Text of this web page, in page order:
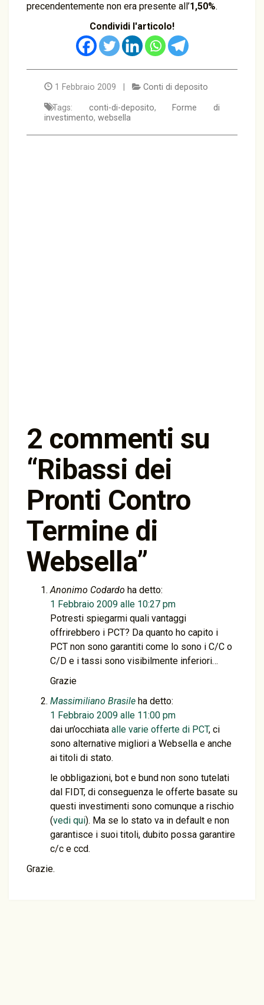
precendentemente non era presente all’1,50%.
Condividi l'articolo!
1 Febbraio 2009 | Conti di deposito
Tags: conti-di-deposito, Forme di
investimento, websella
2 commenti su
“Ribassi dei
Pronti Contro
Termine di
Websella”
Anonimo Codardo ha detto:
1 Febbraio 2009 alle 10:27 pm
Potresti spiegarmi quali vantaggi
offrirebbero i PCT? Da quanto ho capito i
PCT non sono garantiti come lo sono i C/C o
C/D e i tassi sono visibilmente inferiori…
Grazie
Massimiliano Brasile ha detto:
1 Febbraio 2009 alle 11:00 pm
dai un’occhiata alle varie offerte di PCT, ci
sono alternative migliori a Websella e anche
ai titoli di stato.
le obbligazioni, bot e bund non sono tutelati
dal FIDT, di conseguenza le offerte basate su
questi investimenti sono comunque a rischio
(vedi qui). Ma se lo stato va in default e non
garantisce i suoi titoli, dubito possa garantire
c/c e ccd.
Grazie.